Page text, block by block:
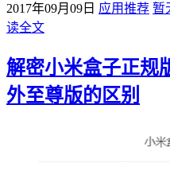
2017年09月09日 应用推荐 暂
读全文
解密小米盒子正规
外至尊版的区别